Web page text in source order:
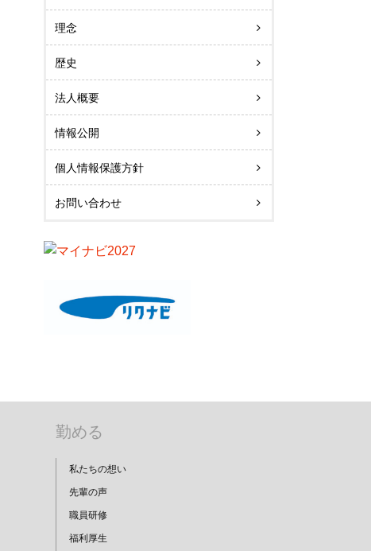
理念
歴史
法人概要
情報公開
個人情報保護方針
お問い合わせ
勤める
私たちの想い
先輩の声
職員研修
福利厚生